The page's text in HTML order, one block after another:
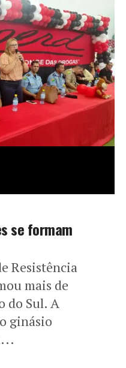
se formam
Resistência
mais de
do Sul. A
ginásio